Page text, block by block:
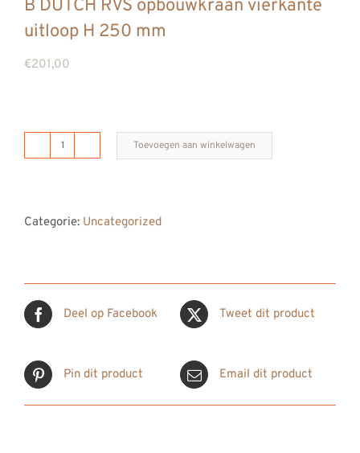
REVIEWS
B DUTCH RVS opbouwkraan vierkante
uitloop H 250 mm
€201,00
B
opbouwkraan
aantal
Toevoegen aan winkelwagen
Categorie: Uncategorized
Deel op Facebook Tweet dit product
Pin dit product Email dit product